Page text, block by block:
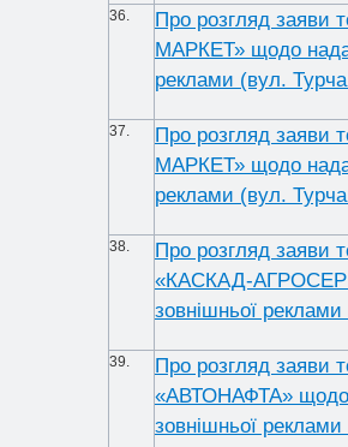
36.
Про розгляд заяви
МАРКЕТ» щодо
реклами (вул.
37.
Про розгляд заяви
МАРКЕТ» щодо
реклами (вул.
38.
Про розгляд заяви
«КАСКАД-
зовнішньої
39.
Про розгляд заяви
«АВТОНАФТА» щодо
зовнішньої